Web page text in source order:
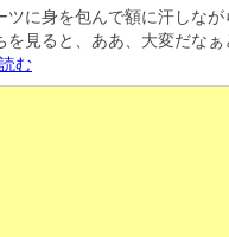
ツに身を包んで額に汗しな
を見ると、ああ、大変だなぁ
む